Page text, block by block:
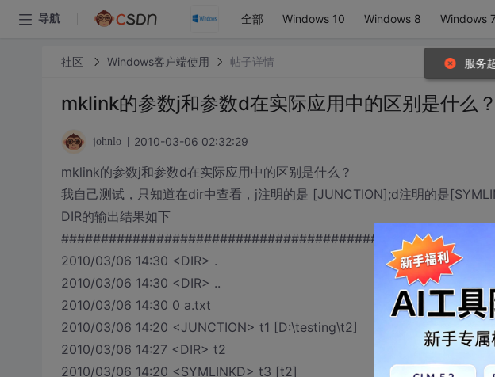
导航 全部 Windows 10 Windows 8 Windows 7
社区 Windows客户端使用 帖子详情
mklink的参数j和参数d在实际应用中的区别是什么？
johnlo 2010-03-06 02:32:29
mklink的参数j和参数d在实际应用中的区别是什么？
我自己测试，只知道在dir中查看，j注明的是 [JUNCTION];d注明的是
DIR的输出结果如下
######################################################
2010/03/06 14:30 <DIR> .
2010/03/06 14:30 <DIR> ..
2010/03/06 14:30 0 a.txt
2010/03/06 14:20 <JUNCTION> t1 [D:\testing\t2]
2010/03/06 14:27 <DIR> t2
2010/03/06 14:20 <SYMLINKD> t3 [t2]
服务